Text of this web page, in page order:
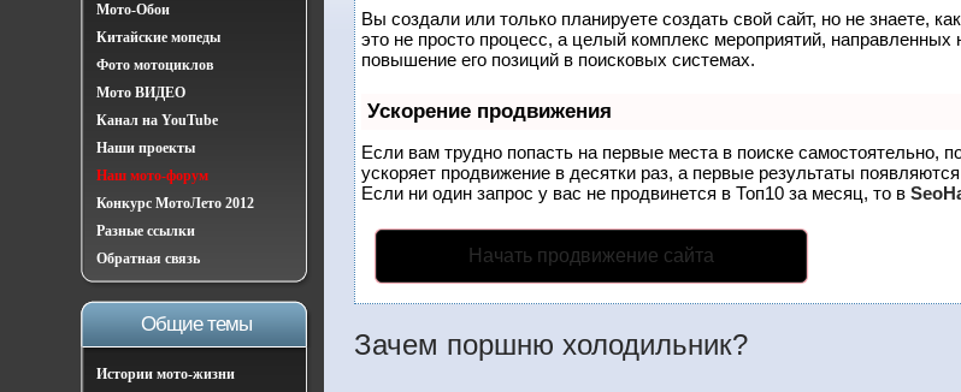
Мото-Обои
Китайские мопеды
Фото мотоциклов
Мото ВИДЕО
Канал на YouTube
Наши проекты
Наш мото-форум
Конкурс МотоЛето 2012
Разные ссылки
Обратная связь
Общие темы
Истории мото-жизни
Вы создали или только планируете создать свой сайт, но не знаете,
это не просто процесс, а целый комплекс мероприятий, направленных
повышение его позиций в поисковых системах.
Ускорение продвижения
Если вам трудно попасть на первые места в поиске самостоятельно,
ускоряет продвижение в десятки раз, а первые результаты
Если ни один запрос у вас не продвинется в Топ10 за месяц, то в
Начать продвижение сайта
Зачем поршню холодильник?